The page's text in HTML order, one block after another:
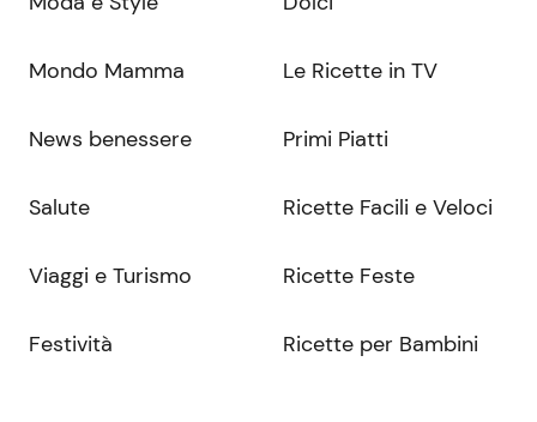
Mondo Mamma
News benessere
Salute
Viaggi e Turismo
Festività
Le Ricette in TV
Primi Piatti
Ricette Facili e Veloci
Ricette Feste
Ricette per Bambini